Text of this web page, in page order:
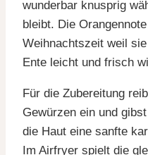
wunderbar knusprig
bleibt. Die
Weihnachtszeit weil
Ente leicht und frisch
Für die Zubereitung
Gewürzen ein und
die Haut eine sanfte
Im Airfryer spielt die